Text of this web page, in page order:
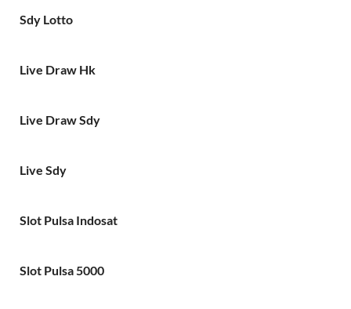
Sdy Lotto
Live Draw Hk
Live Draw Sdy
Live Sdy
Slot Pulsa Indosat
Slot Pulsa 5000